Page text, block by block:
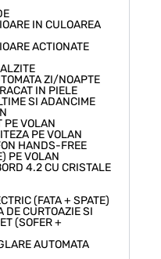
IN CULOAREA
ACTIONATE
ZI/NOAPTE
IN PIELE
SI ADANCIME
PE VOLAN
PE VOLAN
HANDS-FREE
PE VOLAN
4.2 CU CRISTALE
(FATA + SPATE)
DE CURTOAZIE SI
(SOFER +
AUTOMATA